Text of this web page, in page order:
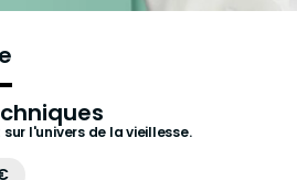
l'univers de la vieillesse.